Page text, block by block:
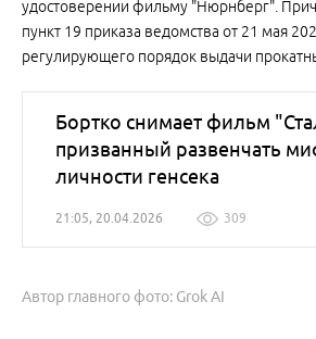
удостоверении фильму "Нюрнберг".
пункт 19 приказа ведомства от 21 мая
регулирующего порядок выдачи
Бортко снимает фильм
призванный развенчать
личности генсека
21:05, 20.04.2026 309
Автор главного фото: Grok AI